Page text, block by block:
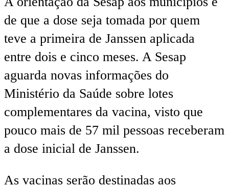
de que a dose seja tomada por quem
teve a primeira de Janssen aplicada
entre dois e cinco meses. A Sesap
aguarda novas informações do
Ministério da Saúde sobre lotes
complementares da vacina, visto que
pouco mais de 57 mil pessoas receberam
a dose inicial de Janssen.
As vacinas serão destinadas aos